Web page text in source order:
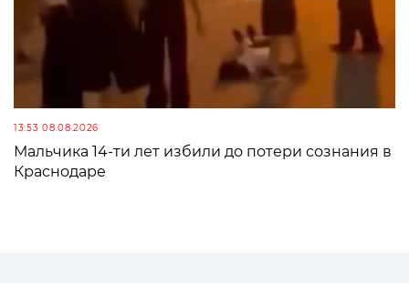
13:53 08.08.2026
Мальчика 14-ти лет избили до потери сознания в
Краснодаре